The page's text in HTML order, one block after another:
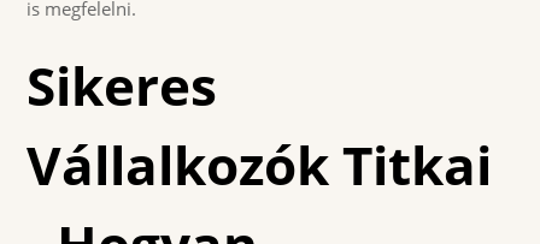
is megfelelni.
Sikeres
Vállalkozók Titkai